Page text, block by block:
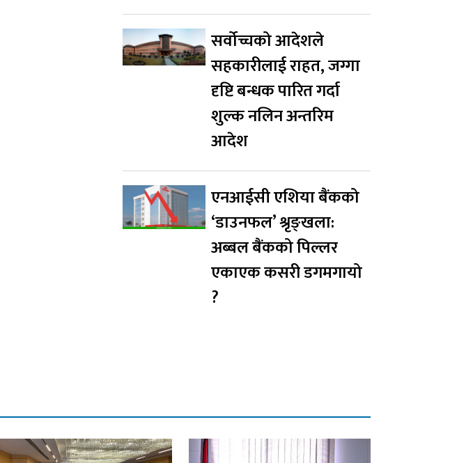
सर्वोच्चको आदेशले
सहकारीलाई राहत, जग्गा
दृष्टि बन्धक पारित गर्दा
शुल्क नलिन अन्तरिम
आदेश
एनआईसी एशिया बैंकको
‘डाउनफल’ श्रृङ्खला:
अब्बल बैंकको पिल्लर
एकाएक कसरी डगमगायो
?